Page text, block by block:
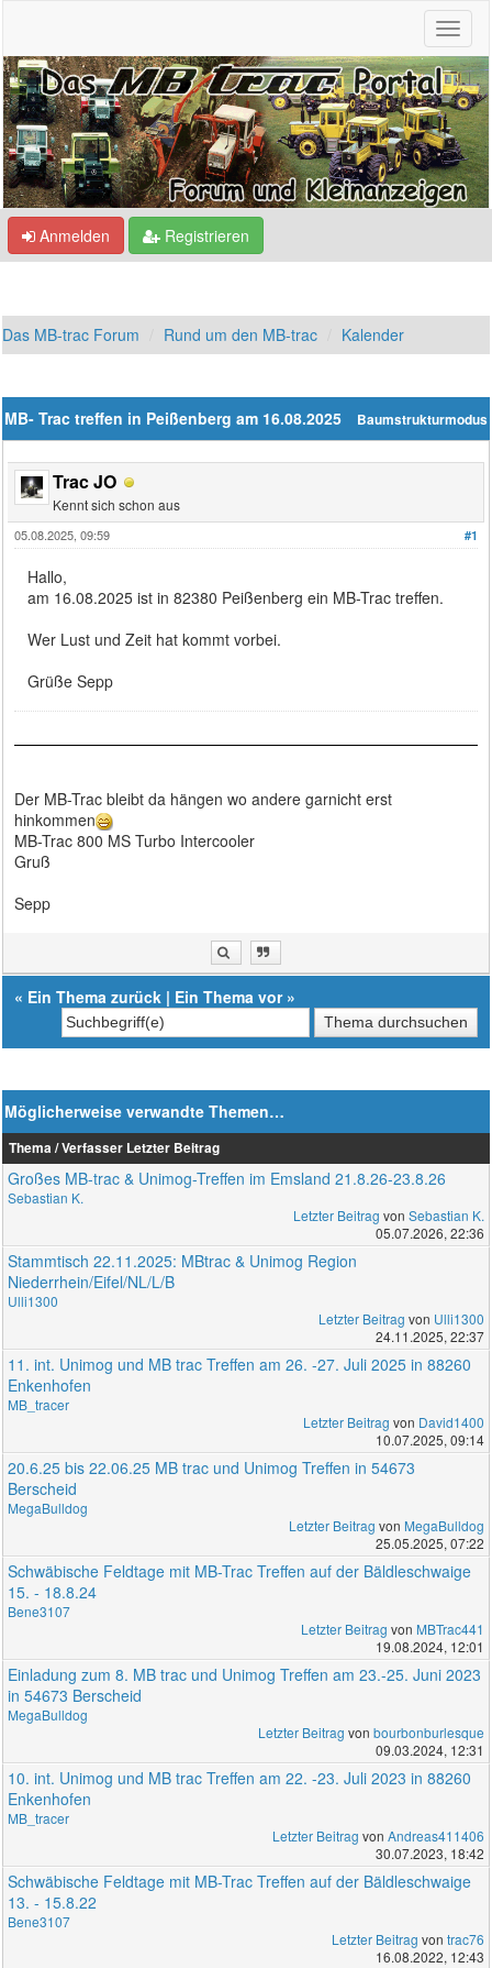
Anmelden Registrieren
Das MB-trac Forum Rund um den MB-trac Kalender
Baumstrukturmodus
MB- Trac treffen in Peißenberg am 16.08.2025
Trac JO
Kennt sich schon aus
#1
05.08.2025, 09:59
Hallo,
am 16.08.2025 ist in 82380 Peißenberg ein MB-Trac treffen.
Wer Lust und Zeit hat kommt vorbei.
Grüße Sepp
Der MB-Trac bleibt da hängen wo andere garnicht erst
hinkommen
MB-Trac 800 MS Turbo Intercooler
Gruß
Sepp
« Ein Thema zurück | Ein Thema vor»
Möglicherweise verwandte Themen…
Thema / Verfasser Letzter Beitrag
Großes MB-trac & Unimog-Treffen im Emsland 21.8.26-23.8.26
Sebastian K.
Letzter Beitrag von Sebastian K.
05.07.2026, 22:36
Stammtisch 22.11.2025: MBtrac & Unimog Region
Niederrhein/Eifel/NL/L/B
Ulli1300
Letzter Beitrag von Ulli1300
24.11.2025, 22:37
11. int. Unimog und MB trac Treffen am 26. -27. Juli 2025 in 88260
Enkenhofen
MB_tracer
Letzter Beitrag von David1400
10.07.2025, 09:14
20.6.25 bis 22.06.25 MB trac und Unimog Treffen in 54673
Berscheid
MegaBulldog
Letzter Beitrag von MegaBulldog
25.05.2025, 07:22
Schwäbische Feldtage mit MB-Trac Treffen auf der Bäldleschwaige
15. - 18.8.24
Bene3107
Letzter Beitrag von MBTrac441
19.08.2024, 12:01
Einladung zum 8. MB trac und Unimog Treffen am 23.-25. Juni 2023
in 54673 Berscheid
MegaBulldog
Letzter Beitrag von bourbonburlesque
09.03.2024, 12:31
10. int. Unimog und MB trac Treffen am 22. -23. Juli 2023 in 88260
Enkenhofen
MB_tracer
Letzter Beitrag von Andreas411406
30.07.2023, 18:42
Schwäbische Feldtage mit MB-Trac Treffen auf der Bäldleschwaige
13. - 15.8.22
Bene3107
Letzter Beitrag von trac76
16.08.2022, 12:43